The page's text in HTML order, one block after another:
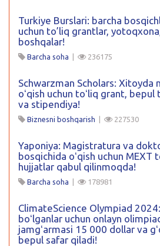
Turkiye Burslari: barcha
uchun to’liq grantlar,
boshqalar!
Barcha soha | 236175
Schwarzman Scholars: Xitoyda
oʻqish uchun toʻliq grant,
va stipendiya!
Biznesni boshqarish | 227530
Yaponiya: Magistratura va
bosqichida oʻqish uchun MEXT
hujjatlar qabul qilinmoqda!
Barcha soha | 178981
ClimateScience Olympiad
boʻlganlar uchun onlayn
jamgʻarmasi 15 000 dollar va
bepul safar qiladi!